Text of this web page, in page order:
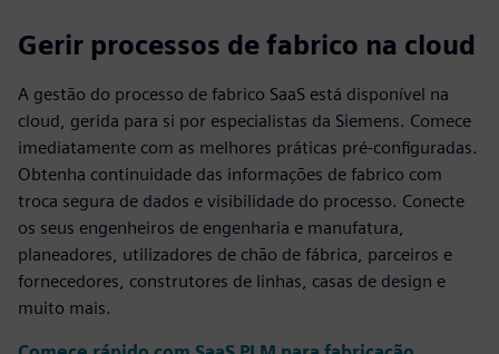
Gerir processos de fabrico na cloud
A gestão do processo de fabrico SaaS está disponível na
cloud, gerida para si por especialistas da Siemens. Comece
imediatamente com as melhores práticas pré-configuradas.
Obtenha continuidade das informações de fabrico com
troca segura de dados e visibilidade do processo. Conecte
os seus engenheiros de engenharia e manufatura,
planeadores, utilizadores de chão de fábrica, parceiros e
fornecedores, construtores de linhas, casas de design e
muito mais.